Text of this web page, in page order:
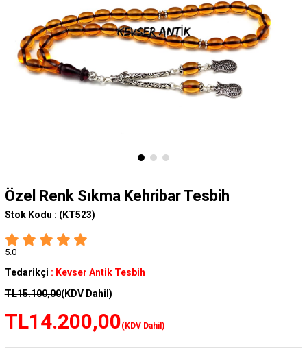
Özel Renk Sıkma Kehribar Tesbih
Stok Kodu : (KT523)
5.0
Tedarikçi : Kevser Antik Tesbih
TL15.100,00(KDV Dahil)
TL14.200,00(KDV Dahil)